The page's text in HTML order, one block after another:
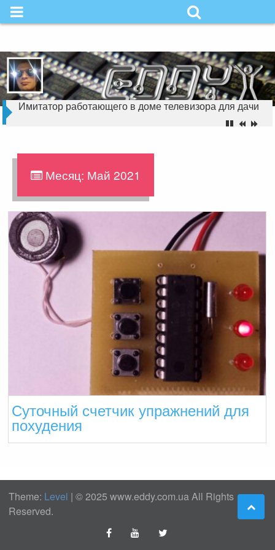
Skip
to
Надёжность в
простоте
Имитатор работающего в доме телевизора для дачи
Месяц: Май 2021
Суточный счетчик упражнений для
похудения
Theme: Level |© 2025 www.eddy.com.ua All Rights
Reserved.